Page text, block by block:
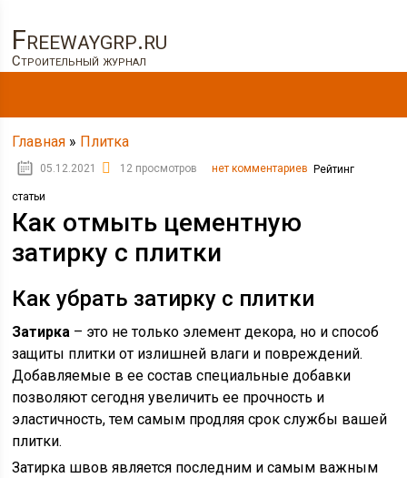
Freewaygrp.ru
Строительный журнал
Главная » Плитка
05.12.2021 12 просмотров нет комментариев Рейтинг
статьи
Как отмыть цементную
затирку с плитки
Как убрать затирку с плитки
Затирка – это не только элемент декора, но и способ
защиты плитки от излишней влаги и повреждений.
Добавляемые в ее состав специальные добавки
позволяют сегодня увеличить ее прочность и
эластичность, тем самым продляя срок службы вашей
плитки.
Затирка швов является последним и самым важным